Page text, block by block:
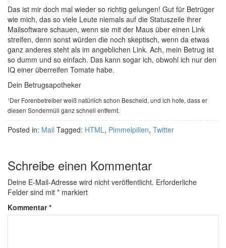
Das ist mir doch mal wieder so richtig gelungen! Gut für Betrüger
wie mich, das so viele Leute niemals auf die Statuszeile ihrer
Mailsoftware schauen, wenn sie mit der Maus über einen Link
streifen, denn sonst würden die noch skeptisch, wenn da etwas
ganz anderes steht als im angeblichen Link. Ach, mein Betrug ist
so dumm und so einfach. Das kann sogar ich, obwohl ich nur den
IQ einer überreifen Tomate habe.
Dein Betrugsapotheker
¹Der Forenbetreiber weiß natürlich schon Bescheid, und ich hofe, dass er
diesen Sondermüll ganz schnell entfernt.
Posted in: Mail Tagged: HTML, Pimmelpillen, Twitter
Schreibe einen Kommentar
Deine E-Mail-Adresse wird nicht veröffentlicht. Erforderliche
Felder sind mit * markiert
Kommentar*